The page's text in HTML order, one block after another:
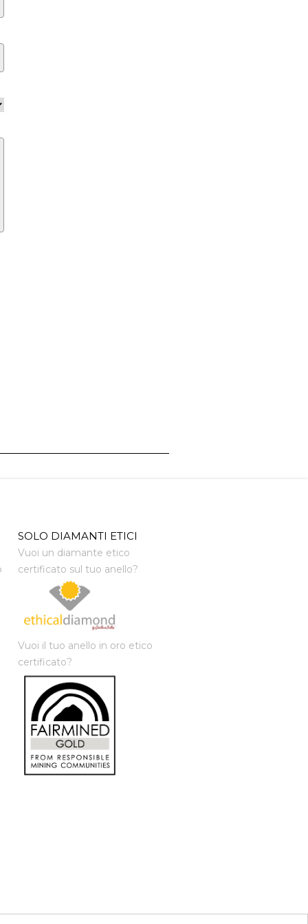
SOLO DIAMANTI ETICI
Vuoi un diamante etico
certificato sul tuo anello?
Vuoi il tuo anello in oro etico
certificato?